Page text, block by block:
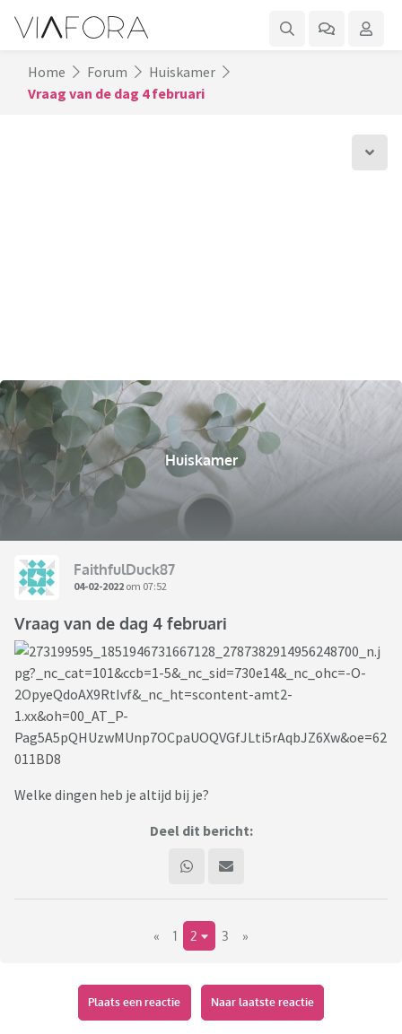
Home Forum
Huiskamer
Vraag van de dag 4 februari
Huiskamer
FaithfulDuck87
04-02-2022 om 07:52
Vraag van de dag 4 februari
Welke dingen heb je altijd bij je?
Deel dit bericht:
« 1 2 3 »
Plaats een reactie Naar laatste reactie